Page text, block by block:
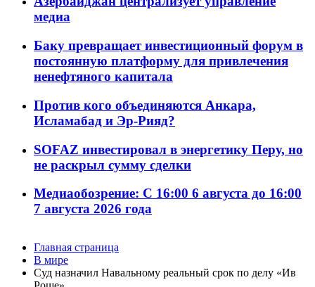
медиа
Баку превращает инвестиционный форум в
постоянную платформу для привлечения
ненефтяного капитала
Против кого объединяются Анкара,
Исламабад и Эр-Рияд?
SOFAZ инвестировал в энергетику Перу, но
не раскрыл сумму сделки
Медиаобозрение: С 16:00 6 августа до 16:00
7 августа 2026 года
Главная страница
В мире
Суд назначил Навальному реальный срок по делу «Ив